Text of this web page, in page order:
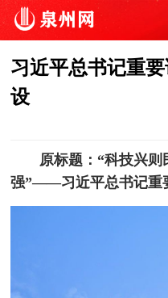
习近平总书记重
设
原标题：“科技兴
强”——习近平总书记重